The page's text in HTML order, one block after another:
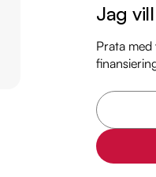
Servicehistorik:
2022-11-18 - 2027
2024-08-19 -
https://
Jag
Prata